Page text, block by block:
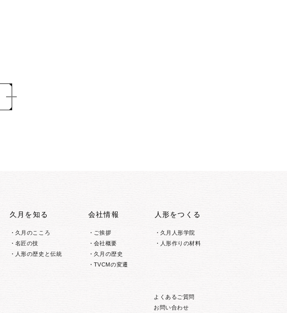
久月を知る
久月のこころ
名匠の技
人形の歴史と伝統
会社情報
ご挨拶
会社概要
久月の歴史
TVCMの変遷
人形をつくる
久月人形学院
人形作りの材料
よくあるご質問
お問い合わせ